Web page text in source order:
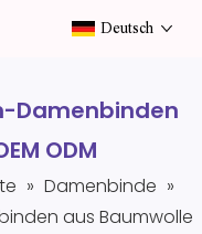
Deutsch
Damenbinden
ODM
» Damenbinde »
aus Baumwolle